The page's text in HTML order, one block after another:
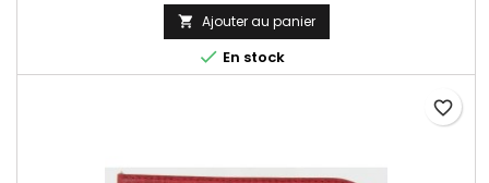
 Ajouter au panier
 En stock
favorite_border